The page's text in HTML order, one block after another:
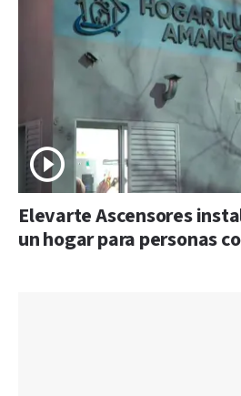
Elevarte Ascensores
un hogar para personas